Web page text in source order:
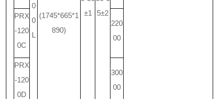
0
0
L
(1745*665*1
890)
±1
5±2
PRX
-120
0C
220
00
PRX
-120
0D
300
00